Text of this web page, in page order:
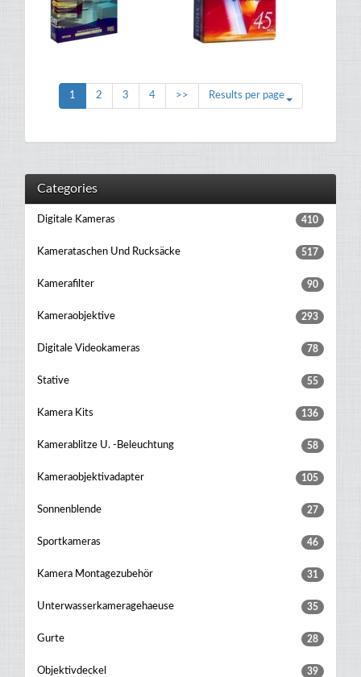
1 2 3 4 >> Results per page
Categories
Digitale Kameras 410
Kamerataschen Und Rucksäcke 517
Kamerafilter 90
Kameraobjektive 293
Digitale Videokameras 78
Stative 55
Kamera Kits 136
Kamerablitze U. -beleuchtung 58
Kameraobjektivadapter 105
Sonnenblende 27
Sportkameras 46
Kamera Montagezubehör 31
Unterwasserkameragehaeuse 35
Gurte 28
Objektivdeckel 39